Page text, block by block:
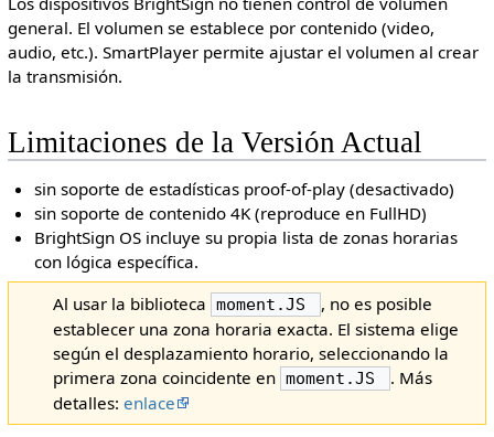
general. El volumen se establece por contenido (video,
audio, etc.). SmartPlayer permite ajustar el volumen al crear
la transmisión.
Limitaciones de la Versión Actual
sin soporte de estadísticas proof-of-play (desactivado)
sin soporte de contenido 4K (reproduce en FullHD)
BrightSign OS incluye su propia lista de zonas horarias
con lógica específica.
Al usar la biblioteca moment.JS
, no es posible
establecer una zona horaria exacta. El sistema elige
según el desplazamiento horario, seleccionando la
primera zona coincidente en moment.JS
. Más
detalles: enlace